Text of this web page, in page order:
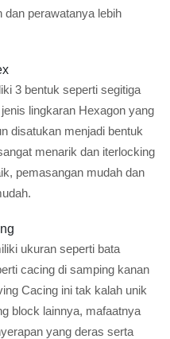
dan perawatanya lebih
3 bentuk seperti segitiga
lingkaran Hexagon yang
disatukan menjadi bentuk
menarik dan iterlocking
pemasangan mudah dan
ukuran seperti bata
cacing di samping kanan
Cacing ini tak kalah unik
block lainnya, mafaatnya
yang deras serta